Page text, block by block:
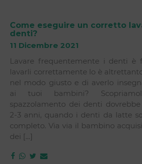
Come eseguire un corretto
denti?
11 Dicembre 2021
Lavare frequentemente i denti è
lavarli correttamente lo è
nel modo giusto e di averlo
ai tuoi bambini?
spazzolamento dei denti
2-3 anni, quando i denti da latte
completo. Via via il bambino
dei […]